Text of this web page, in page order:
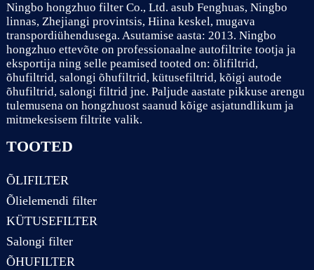
Ningbo hongzhuo filter Co., Ltd. asub Fenghuas, Ningbo
linnas, Zhejiangi provintsis, Hiina keskel, mugava
transpordiühendusega. Asutamise aasta: 2013. Ningbo
hongzhuo ettevõte on professionaalne autofiltrite tootja ja
eksportija ning selle peamised tooted on: õlifiltrid,
õhufiltrid, salongi õhufiltrid, kütusefiltrid, kõigi autode
õhufiltrid, salongi filtrid jne. Paljude aastate pikkuse arengu
tulemusena on hongzhuost saanud kõige asjatundlikum ja
mitmekesisem filtrite valik.
TOOTED
ÕLIFILTER
Õlielemendi filter
KÜTUSEFILTER
Salongi filter
ÕHUFILTER